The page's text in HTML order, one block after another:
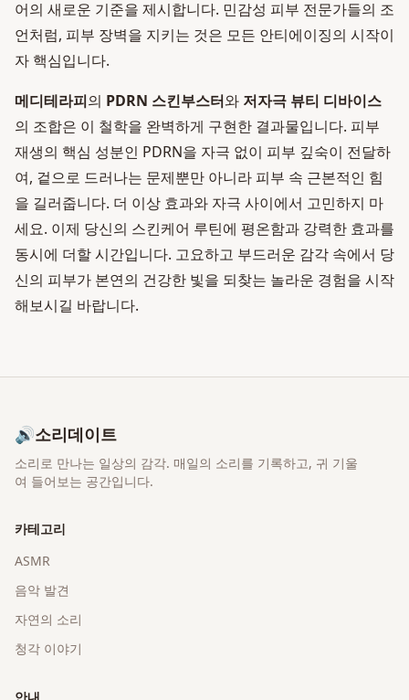
어의 새로운 기준을 제시합니다. 민감성 피부 전문가들의 조
언처럼, 피부 장벽을 지키는 것은 모든 안티에이징의 시작이
자 핵심입니다.
메디테라피의 PDRN 스킨부스터와 저자극 뷰티 디바이스
의 조합은 이 철학을 완벽하게 구현한 결과물입니다. 피부
재생의 핵심 성분인 PDRN을 자극 없이 피부 깊숙이 전달하
여, 겉으로 드러나는 문제뿐만 아니라 피부 속 근본적인 힘
을 길러줍니다. 더 이상 효과와 자극 사이에서 고민하지 마
세요. 이제 당신의 스킨케어 루틴에 평온함과 강력한 효과를
동시에 더할 시간입니다. 고요하고 부드러운 감각 속에서 당
신의 피부가 본연의 건강한 빛을 되찾는 놀라운 경험을 시작
해보시길 바랍니다.
🔊소리데이트
소리로 만나는 일상의 감각. 매일의 소리를 기록하고, 귀 기울
여 들어보는 공간입니다.
카테고리
ASMR
음악 발견
자연의 소리
청각 이야기